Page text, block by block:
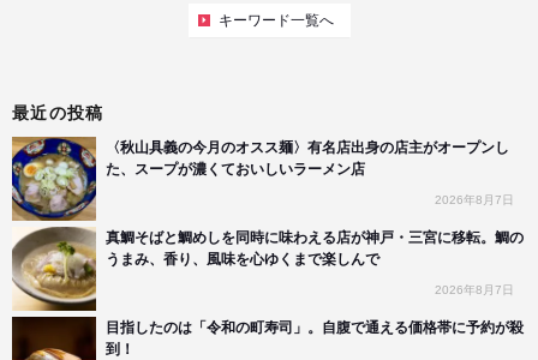
キーワード一覧へ
最近の投稿
〈秋山具義の今月のオスス麺〉有名店出身の店主がオープンし
た、スープが濃くておいしいラーメン店
2026年8月7日
真鯛そばと鯛めしを同時に味わえる店が神戸・三宮に移転。鯛の
うまみ、香り、風味を心ゆくまで楽しんで
2026年8月7日
目指したのは「令和の町寿司」。自腹で通える価格帯に予約が殺
到！